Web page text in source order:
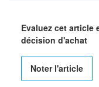
Evaluez cet article
décision d'achat
Noter l'article